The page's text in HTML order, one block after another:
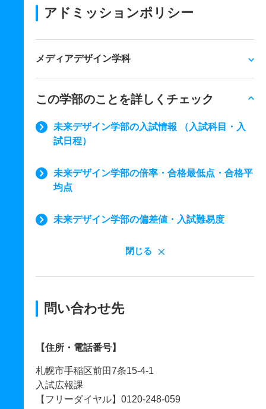
アドミッションポリシー
メディアデザイン学科
この学部のことを詳しくチェック
未来デザイン学部の入試情報 （入試科目・入
試日程）
未来デザイン学部の倍率・合格最低点・合格平
均点
未来デザイン学部の偏差値・入試難易度
閉じる
問い合わせ先
【住所・電話番号】
札幌市手稲区前田7条15-4-1
入試広報課
【フリーダイヤル】0120-248-059